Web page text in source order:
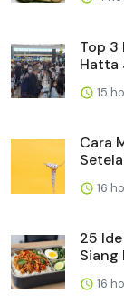
Top 3
Hatta
15
Cara
16
25
Siang
16